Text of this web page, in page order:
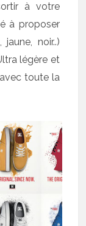
à votre
à proposer
noir..)
légère et
toute la